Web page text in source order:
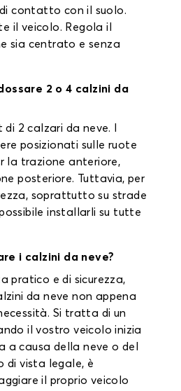
contatto con il suolo.
il veicolo. Regola il
sia centrato e senza
2 o 4 calzini da
2 calzari da neve. I
posizionati sulle ruote
la trazione anteriore,
posteriore. Tuttavia, per
soprattutto su strade
installarli su tutte
i calzini da neve?
pratico e di sicurezza,
da neve non appena
Si tratta di un
il vostro veicolo inizia
a causa della neve o del
di vista legale, è
il proprio veicolo